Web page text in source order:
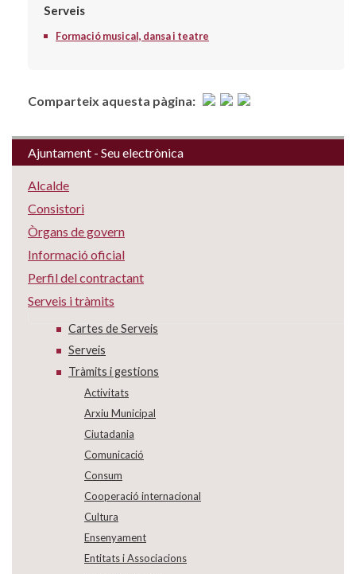
Serveis
Formació musical, dansa i teatre
Comparteix aquesta pàgina:
Ajuntament - Seu electrònica
Alcalde
Consistori
Òrgans de govern
Informació oficial
Perfil del contractant
Serveis i tràmits
Cartes de Serveis
Serveis
Tràmits i gestions
Activitats
Arxiu Municipal
Ciutadania
Comunicació
Consum
Cooperació internacional
Cultura
Ensenyament
Entitats i Associacions